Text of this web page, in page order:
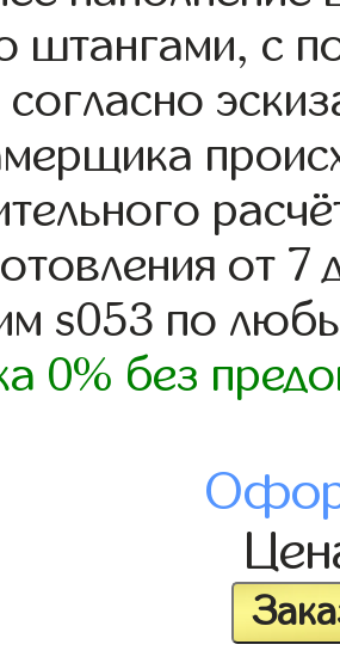
штангами, с
от 7
s053 по
0% без